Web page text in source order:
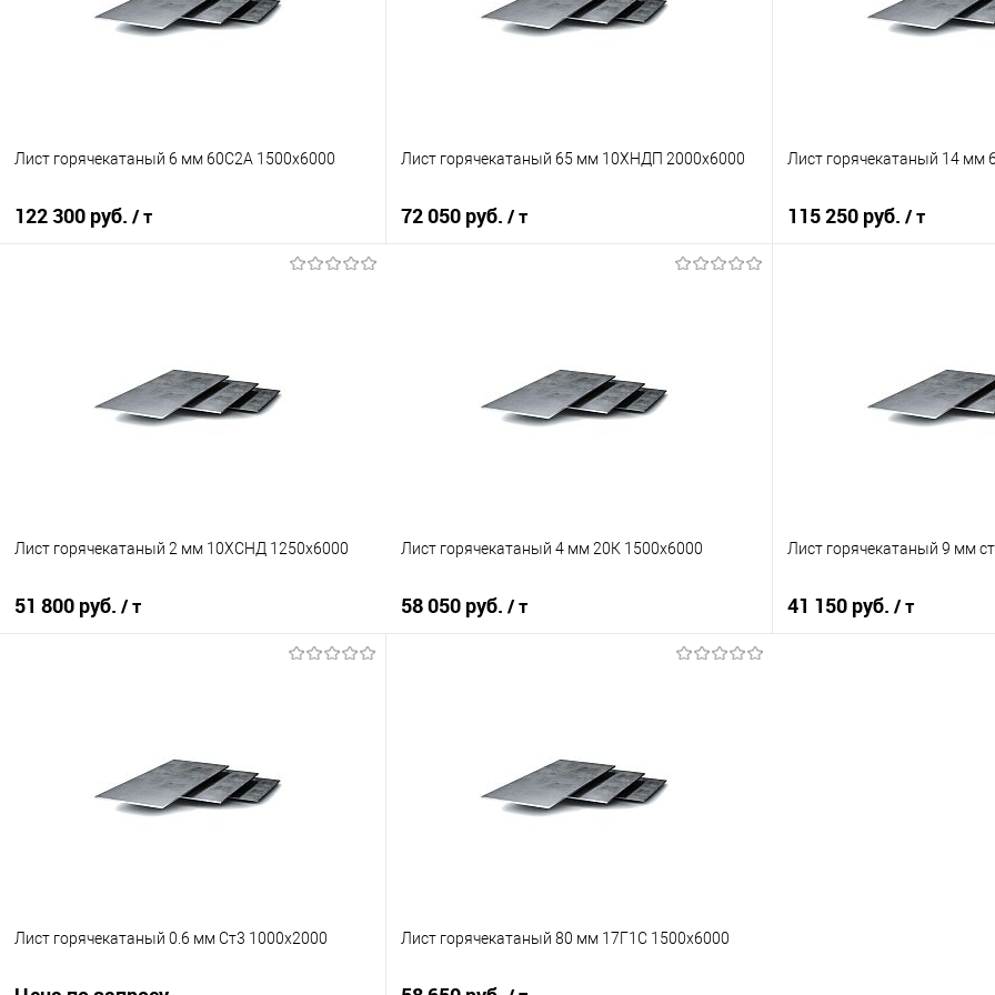
Лист горячекатаный 6 мм 60С2А 1500х6000
122 300 руб. / т
В избранное
Под заказ
Лист горячекатаный 65 мм 10ХНДП 2000х6000
72 050 руб. / т
В избранное
Под заказ
Лист горячекатаный 14 мм
115 250 руб. / т
В избранное
Лист горячекатаный 2 мм 10ХСНД 1250х6000
51 800 руб. / т
В избранное
Под заказ
Лист горячекатаный 4 мм 20К 1500х6000
58 050 руб. / т
В избранное
Под заказ
Лист горячекатаный 9 мм
41 150 руб. / т
Лист горячекатаный 0.6 мм Ст3 1000х2000 Лист горячекатаный 80 мм 17Г1С 1500х6000